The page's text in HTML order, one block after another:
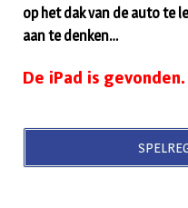
op het dak van de auto te
aan te denken…
De iPad is